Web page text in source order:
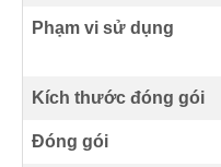
Phạm vi sử dụng
Kích thước đóng gói
Đóng gói